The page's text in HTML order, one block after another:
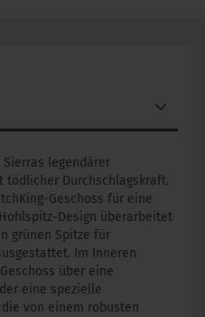
legendärer
Durchschlagskraft.
Geschoss für eine
Design überarbeitet
grünen Spitze für
Im Inneren
über eine
eine spezielle
von einem robusten